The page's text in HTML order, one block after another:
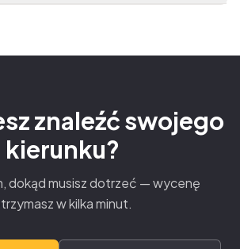
znaleźć swojego
kierunku?
dokąd musisz dotrzeć — wycenę
w kilka minut.